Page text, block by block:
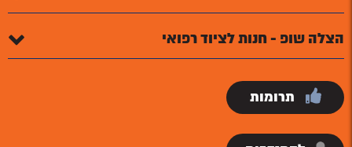
הצלה שופ - חנות לציוד רפואי
תרומות